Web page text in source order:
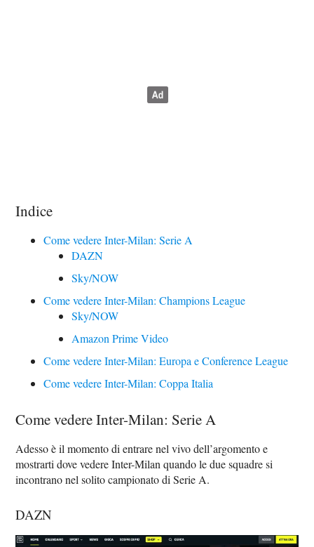
Indice
Come vedere Inter-Milan: Serie A
DAZN
Sky/NOW
Come vedere Inter-Milan: Champions League
Sky/NOW
Amazon Prime Video
Come vedere Inter-Milan: Europa e Conference League
Come vedere Inter-Milan: Coppa Italia
Come vedere Inter-Milan: Serie A
Adesso è il momento di entrare nel vivo dell’argomento e
mostrarti dove vedere Inter-Milan quando le due squadre si
incontrano nel solito campionato di Serie A.
DAZN